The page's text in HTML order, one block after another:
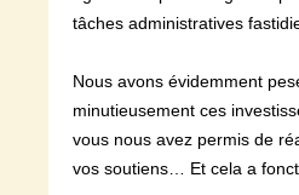
tâches administratives
Nous avons évidemment
minutieusement ces
vous nous avez permis de
vos soutiens… Et cela a